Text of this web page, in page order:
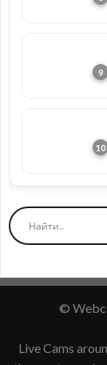
©
Live Cams